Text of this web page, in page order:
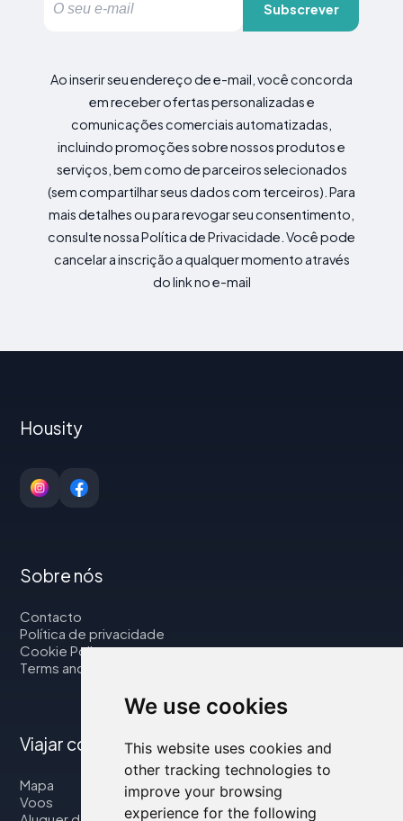
We use cookies
This website uses cookies and
other tracking technologies to
improve your browsing
experience for the following
Subscrever
Ao inserir seu endereço de e-mail, você concorda
em receber ofertas personalizadas e
comunicações comerciais automatizadas,
incluindo promoções sobre nossos produtos e
serviços, bem como de parceiros selecionados
(sem compartilhar seus dados com terceiros). Para
mais detalhes ou para revogar seu consentimento,
consulte nossa Política de Privacidade. Você pode
cancelar a inscrição a qualquer momento através
do link no e-mail
Housity
Sobre nós
Contacto
Política de privacidade
Cookie Policy
Terms and Conditions
Viajar connosco
Mapa
Voos